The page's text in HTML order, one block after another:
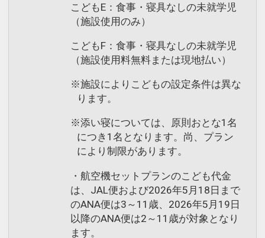
こどもE：食事・寝具なしの未就学児
（施設使用のみ）
こどもF：食事・寝具なしの未就学児
（施設使用料無料または現地払い）
※施設によりこどもの設定条件は異な
ります。
※添い寝については、原則おとな1名
につき1名となります。尚、プラン
により制限があります。
・航空機セットプランのこども代金
は、JAL便および2026年5月18日まで
のANA便は3～11歳、2026年5月19日
以降のANA便は2～11歳が対象となり
ます。